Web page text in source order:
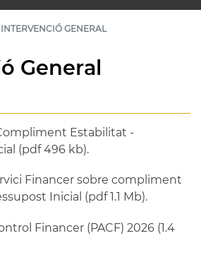
INTERVENCIÓ GENERAL
General
Estabilitat -
(pdf 496 kb).
Financer sobre compliment
Inicial (pdf 1.1 Mb).
Financer (PACF) 2026 (1.4